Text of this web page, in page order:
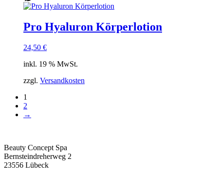
Pro Hyaluron Körperlotion
24,50 €
inkl. 19 % MwSt.
zzgl. Versandkosten
1
2
→
Beauty Concept Spa
Bernsteindreherweg 2
23556 Lübeck